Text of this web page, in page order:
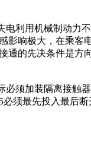
电利用机械制动力
影响极大，在乘
通的先决条件是方
必须加装隔离接触
须最先投入最后断